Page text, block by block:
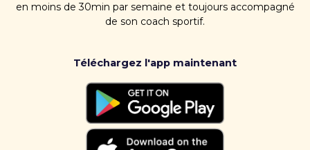
en moins de 30min par semaine et toujours accompagné
de son coach sportif.
Téléchargez l'app maintenant